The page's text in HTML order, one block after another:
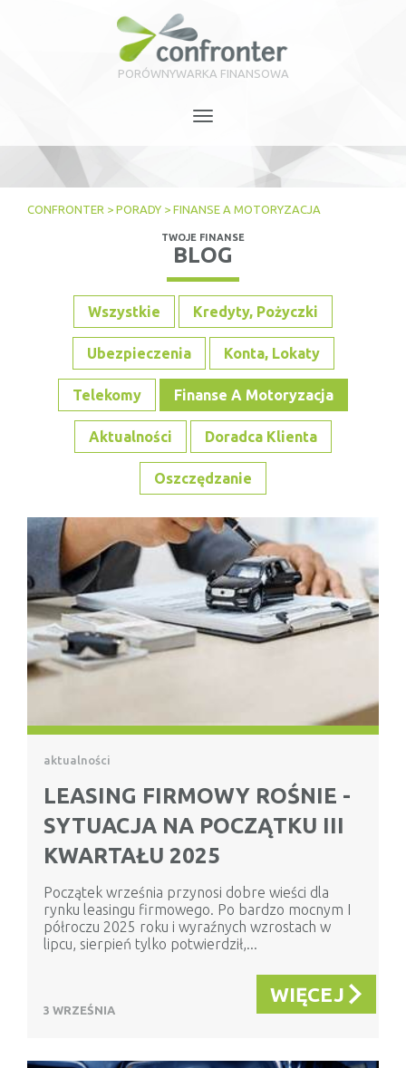
PORÓWNYWARKA FINANSOWA
navigation
CONFRONTER > PORADY > FINANSE A MOTORYZACJA
TWOJE FINANSE
BLOG
Wszystkie Kredyty, Pożyczki
Ubezpieczenia Konta, Lokaty
Telekomy Finanse A Motoryzacja
Aktualności Doradca Klienta
Oszczędzanie
aktualności
LEASING FIRMOWY ROŚNIE -
SYTUACJA NA POCZĄTKU III
KWARTAŁU 2025
Początek września przynosi dobre wieści dla
rynku leasingu firmowego. Po bardzo mocnym I
półroczu 2025 roku i wyraźnych wzrostach w
lipcu, sierpień tylko potwierdził,...
3 WRZEŚNIA
WIĘCEJ